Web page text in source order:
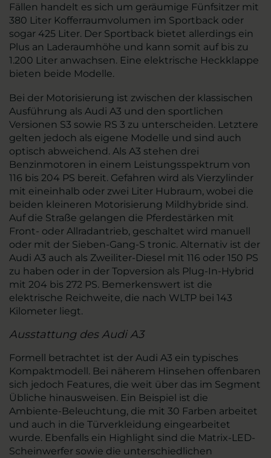
Fällen handelt es sich um geräumige Fünfsitzer mit
380 Liter Kofferraumvolumen im Sportback oder
sogar 425 Liter. Der Sportback bietet allerdings ein
Plus an Laderaumhöhe und kann somit auf bis zu
1.200 Liter anwachsen. Eine elektrische Heckklappe
bieten beide Modelle.
Bei der Motorisierung ist zwischen der klassischen
Ausführung als Audi A3 und den sportlichen
Versionen S3 sowie RS 3 zu unterscheiden. Letztere
gelten jedoch als eigene Modelle und sind auch
optisch abweichend. Als A3 stehen drei
Benzinmotoren in einem Leistungsspektrum von
116 bis 204 PS bereit. Gefahren wird als Vierzylinder
mit eineinhalb oder zwei Liter Hubraum, wobei die
beiden kleineren Motorisierung Mildhybride sind.
Auf die Straße gelangen die Pferdestärken mit
Front- oder Allradantrieb, geschaltet wird manuell
oder mit der Sieben-Gang-S tronic. Alternativ ist der
Audi A3 auch als Zweiliter-Diesel mit 116 oder 150 PS
zu haben oder in der Topversion als Plug-In-Hybrid
mit 204 bis 272 PS. Bemerkenswert ist die
elektrische Reichweite, die nach WLTP bei 143
Kilometer liegt.
Ausstattung des Audi A3
Formell betrachtet ist der Audi A3 ein typisches
Kompaktmodell. Bei näherem Hinsehen offenbaren
sich jedoch Features, die weit über das im Segment
Übliche hinausweisen. Ein Beispiel ist die
Ambiente-Beleuchtung, die mit 30 Farben arbeitet
und auch in die Türverkleidung eingearbeitet
wurde. Ebenfalls ein Highlight sind die Matrix-LED-
Scheinwerfer sowie die unterschiedlichen